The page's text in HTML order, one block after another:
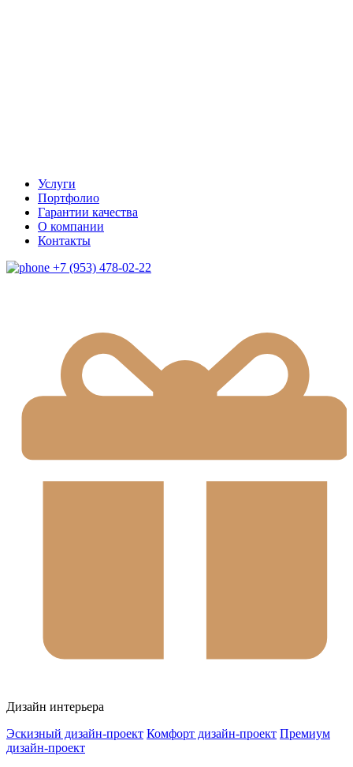
Услуги
Портфолио
Гарантии качества
О компании
Контакты
+7 (953) 478-02-22
Дизайн интерьера
Эскизный дизайн-проект Комфорт дизайн-проект Премиум
дизайн-проект